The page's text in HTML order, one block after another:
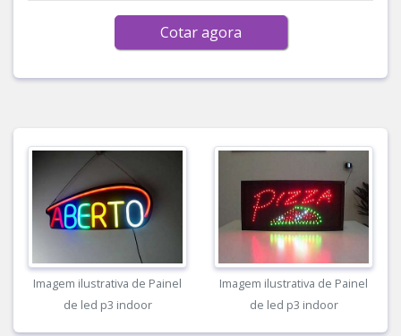
Cotar agora
Imagem ilustrativa de Painel
de led p3 indoor
Imagem ilustrativa de Painel
de led p3 indoor